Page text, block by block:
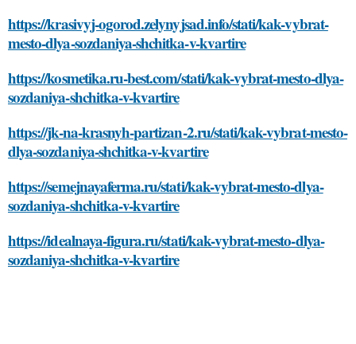
https://krasivyj-ogorod.zelynyjsad.info/stati/kak-vybrat-
mesto-dlya-sozdaniya-shchitka-v-kvartire
https://kosmetika.ru-best.com/stati/kak-vybrat-mesto-dlya-
sozdaniya-shchitka-v-kvartire
https://jk-na-krasnyh-partizan-2.ru/stati/kak-vybrat-mesto-
dlya-sozdaniya-shchitka-v-kvartire
https://semejnayaferma.ru/stati/kak-vybrat-mesto-dlya-
sozdaniya-shchitka-v-kvartire
https://idealnaya-figura.ru/stati/kak-vybrat-mesto-dlya-
sozdaniya-shchitka-v-kvartire